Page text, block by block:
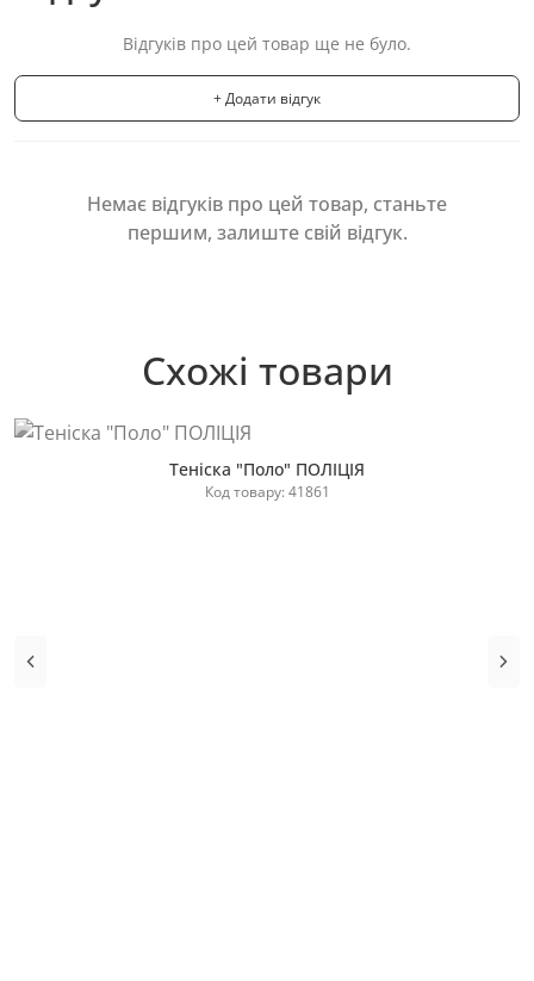
Відгуків про цей товар ще не було.
+ Додати відгук
Немає відгуків про цей товар, станьте
першим, залиште свій відгук.
Схожі товари
Теніска "Поло" ПОЛІЦІЯ
Код товару: 41861